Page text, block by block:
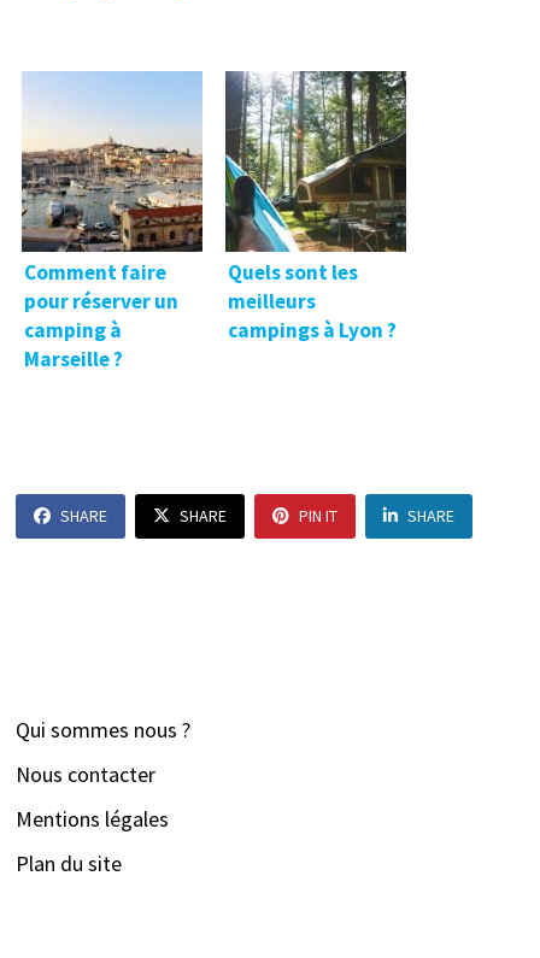
Comment faire
pour réserver un
camping à
Marseille ?
Quels sont les
meilleurs
campings à Lyon ?
SHARE SHARE PIN IT SHARE
Qui sommes nous ?
Nous contacter
Mentions légales
Plan du site